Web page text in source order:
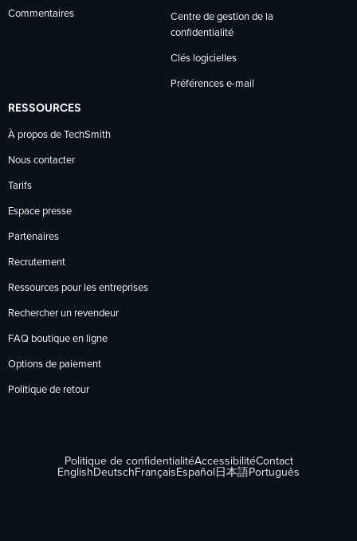
Commentaires
Centre de gestion de la
confidentialité
Clés logicielles
Préférences e-mail
RESSOURCES
À propos de TechSmith
Nous contacter
Tarifs
Espace presse
Partenaires
Recrutement
Ressources pour les entreprises
Rechercher un revendeur
FAQ boutique en ligne
Options de paiement
Politique de retour
Politique de confidentialitéAccessibilitéContact
English Deutsch Français Español 日本語Português